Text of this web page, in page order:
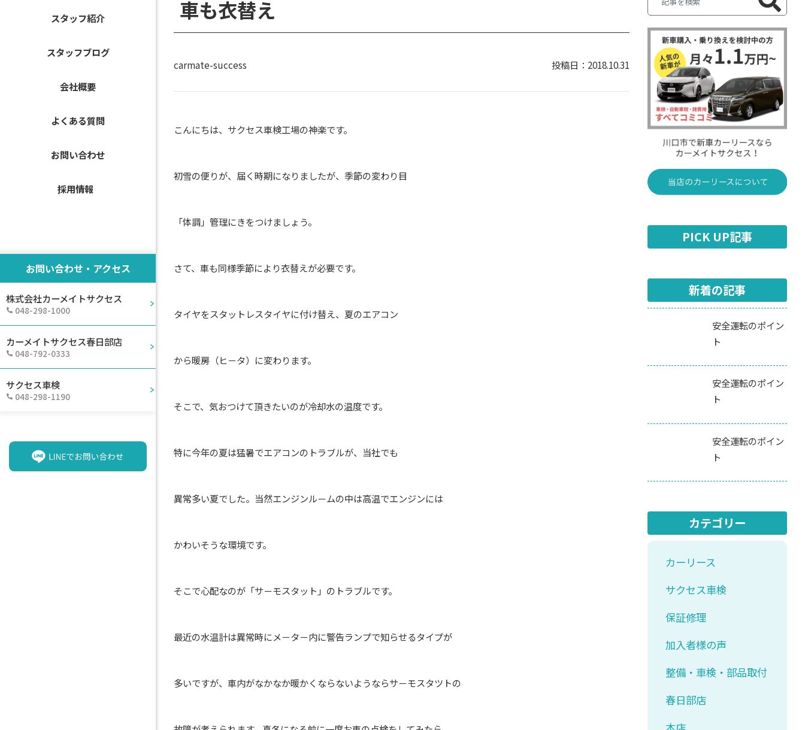
スタッフ紹介
スタッフブログ
会社概要
よくある質問
お問い合わせ
採用情報
お問い合わせ・アクセス
株式会社カーメイトサクセス
048-298-1000
カーメイトサクセス春日部店
048-792-0333
サクセス車検
048-298-1190
車も衣替え
carmate-success 2018.10.31
こんにちは、サクセス車検工場の神楽です。
初雪の便りが、届く時期になりましたが、季節の変わり目
「体調」管理にきをつけましょう。
さて、車も同様季節により衣替えが必要です。
タイヤをスタットレスタイヤに付け替え、夏のエアコン
から暖房（ヒ－タ）に変わります。
そこで、気おつけて頂きたいのが冷却水の温度です。
特に今年の夏は猛暑でエアコンのトラブルが、当社でも
異常多い夏でした。当然エンジンル－ムの中は高温でエンジンには
かわいそうな環境です。
そこで心配なのが「サ－モスタット」のトラブルです。
最近の水温計は異常時にメ－タ－内に警告ランプで知らせるタイプが
多いですが、車内がなかなか暖かくならないようならサ－モスタツトの
PICK UP記事
新着の記事
安全運転のポイン
ト
安全運転のポイン
ト
安全運転のポイン
ト
カテゴリー
カーリース
サクセス車検
保証修理
加入者様の声
整備・車検・部品取付
春日部店